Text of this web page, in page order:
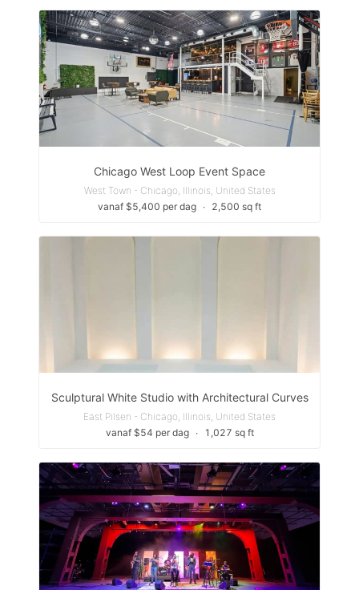
Chicago West Loop Event Space
West Town - Chicago, Illinois, United States
vanaf $5,400 per dag ∙ 2,500 sq ft
Sculptural White Studio with Architectural Curves
East Pilsen - Chicago, Illinois, United States
vanaf $54 per dag
∙ 1,027 sq ft